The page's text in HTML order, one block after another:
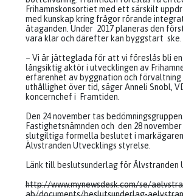
Frihamnskonsortiet med ett särskilt
med kunskap kring frågor rörande
åtaganden. Under 2017 planeras den
vara klar och därefter kan byggstart ske.
– Vi är jätteglada för att vi föreslås bli en
långsiktig aktör i utvecklingen av
erfarenhet av byggnation och förvaltning
uthållighet över tid, säger Anneli Snobl,
koncernchef i Framtiden.
Den 24 november tas
Fastighetsnämnden och den 28
slutgiltiga formella beslutet i
Älvstranden Utvecklings styrelse.
Länk till beslutsunderlag för Älvstranden
http://www.mynewsdesk.com/se/